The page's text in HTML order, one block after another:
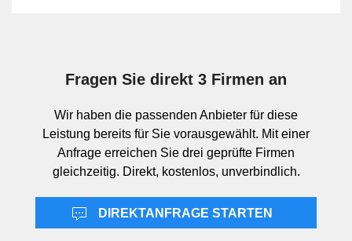
Freizeit- & Erholungsanlagen bezeichnen die feste
Einrichtung oder das Areal. Erlebnisangebote und
Freizeitaktivitäten meinen dagegen einzelne
Programme, Nutzungen oder buchbare Erlebnisse
innerhalb oder ausserhalb einer Anlage. Kultur &
Unterhaltung bezieht sich stärker auf kulturelle
Reiseziele, Ausflugsformate oder touristische
Fragen Sie direkt 3 Firmen an
Wir haben die passenden Anbieter für diese
Leistung bereits für Sie vorausgewählt. Mit einer
Anfrage erreichen Sie drei geprüfte Firmen
gleichzeitig. Direkt, kostenlos, unverbindlich.
DIREKTANFRAGE STARTEN